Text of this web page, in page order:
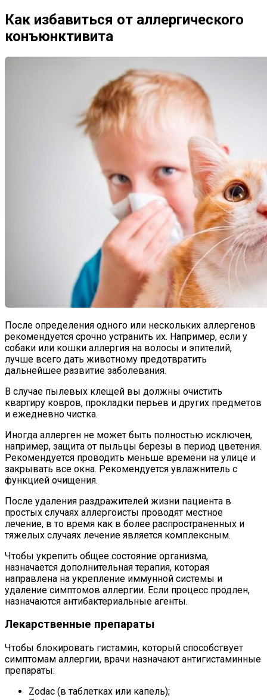
Как избавиться от аллергического
конъюнктивита
После определения одного или нескольких аллергенов
рекомендуется срочно устранить их. Например, если у
собаки или кошки аллергия на волосы и эпителий,
лучше всего дать животному предотвратить
дальнейшее развитие заболевания.
В случае пылевых клещей вы должны очистить
квартиру ковров, прокладки перьев и других предметов
и ежедневно чистка.
Иногда аллерген не может быть полностью исключен,
например, защита от пыльцы березы в период цветения.
Рекомендуется проводить меньше времени на улице и
закрывать все окна. Рекомендуется увлажнитель с
функцией очищения.
После удаления раздражителей жизни пациента в
простых случаях аллергоисты проводят местное
лечение, в то время как в более распространенных и
тяжелых случаях лечение является комплексным.
Чтобы укрепить общее состояние организма,
назначается дополнительная терапия, которая
направлена ​​на укрепление иммунной системы и
удаление симптомов аллергии. Если процесс продлен,
назначаются антибактериальные агенты.
Лекарственные препараты
Чтобы блокировать гистамин, который способствует
симптомам аллергии, врачи назначают антигистаминные
препараты:
Zodac (в таблетках или капель);